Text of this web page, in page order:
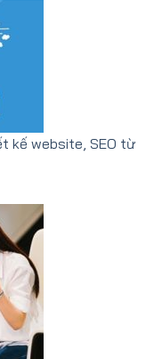
kế website, SEO từ